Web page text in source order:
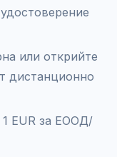
или открийте
дистанционно
EUR за ЕООД/